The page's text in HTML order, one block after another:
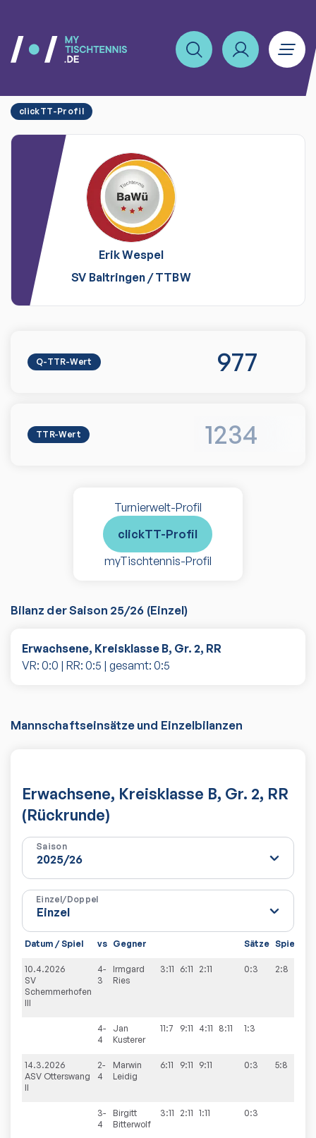
clickTT-Profil
ErikWespel
SV Baltringen /TTBW
Q-TTR-Wert 977
TTR-Wert 1234
Turnierwelt-Profil
clickTT-Profil
myTischtennis-Profil
Bilanz der Saison 25/26 (Einzel)
Erwachsene, Kreisklasse B, Gr. 2, RR
VR: 0:0 | RR: 0:5 | gesamt: 0:5
Mannschaftseinsätze und Einzelbilanzen
Erwachsene, Kreisklasse B, Gr. 2, RR
(Rückrunde)
Saison
Einzel/Doppel
Datum / Spiel vs Gegner Sätze Spiele
10.4.2026
SV
Schemmerhofen
III
4-
3
Irmgard
Ries
3:11 6:11 2:11 0:3 2:8
4-
4
Jan
Kusterer
11:7 9:11 4:11 8:11 1:3
14.3.2026
ASV Otterswang
II
2-
4
Marwin
Leidig
6:11 9:11 9:11 0:3 5:8
3-
4
Birgitt
Bitterwolf
3:11 2:11 1:11 0:3